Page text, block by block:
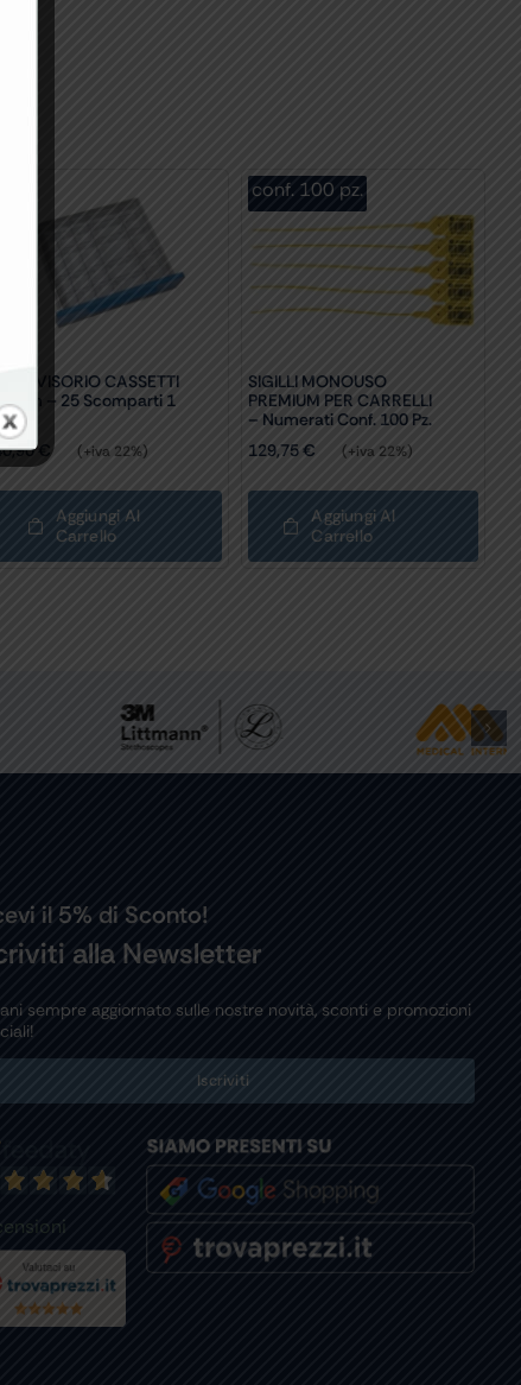
KIT DIVISORIO CASSETTI
60 Cm – 25 Scomparti 1
€ (+iva 22%)
Aggiungi Al
Carrello
conf. 100 pz.
SIGILLI MONOUSO
PREMIUM PER CARRELLI
– Numerati Conf. 100 Pz.
129,75€ (+iva 22%)
Aggiungi Al
Carrello
il 5% di Sconto!
alla Newsletter
sempre aggiornato sulle nostre novità, sconti e promozioni
Iscriviti